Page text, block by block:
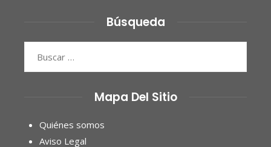
Búsqueda
Mapa Del Sitio
Quiénes somos
Aviso Legal